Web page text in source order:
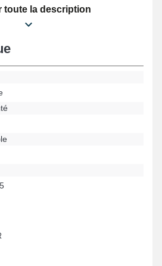
Suunto. Avec l'aide de sa conception
montre Suunto s'intègre avec fluidité
toute la description